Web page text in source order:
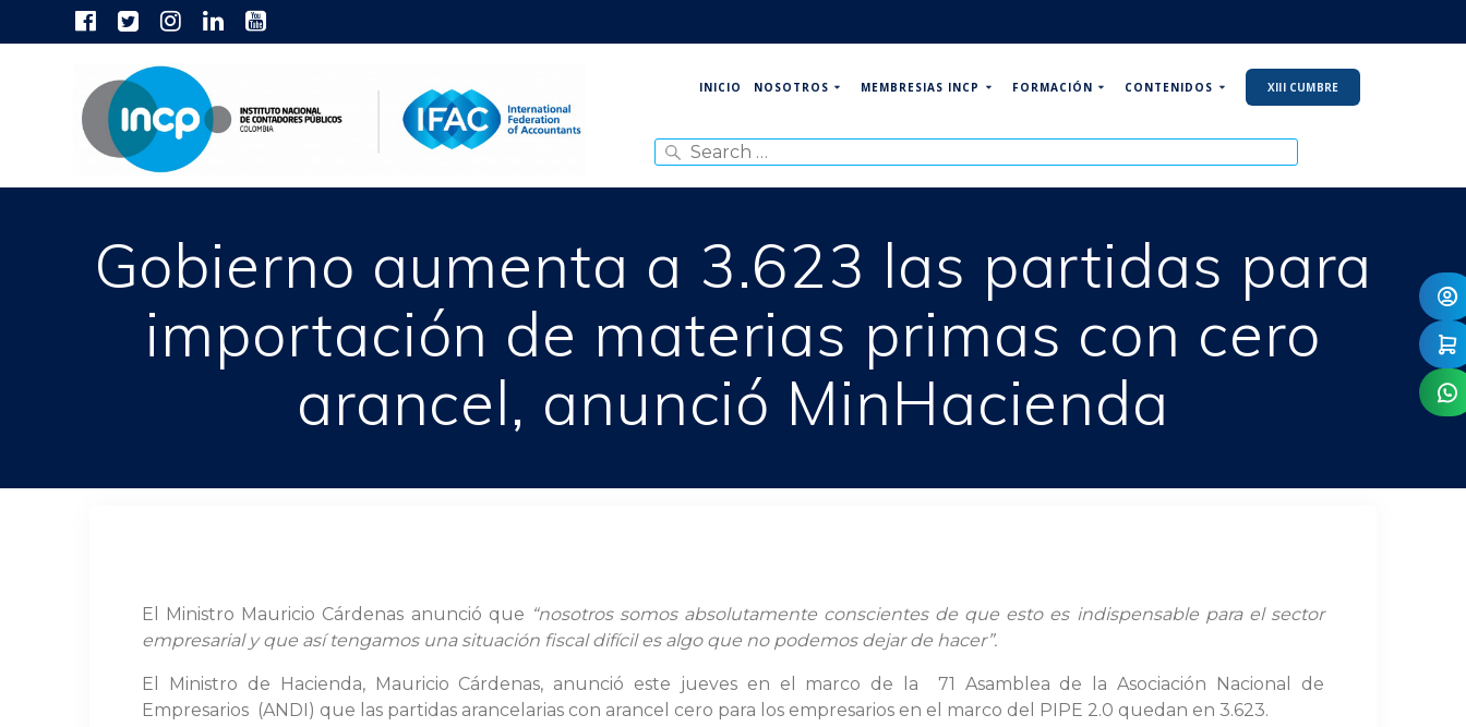
INICIO NOSOTROS MEMBRESIAS INCP FORMACIÓN CONTENIDOS XIII CUMBRE
for:
Gobierno aumenta a 3.623 las partidas para
importación de materias primas con cero
arancel, anunció MinHacienda
El Ministro Mauricio Cárdenas anunció que “nosotros somos absolutamente conscientes de que esto es indispensable para el sector
empresarial y que así tengamos una situación fiscal difícil es algo que no podemos dejar de hacer”.
El Ministro de Hacienda, Mauricio Cárdenas, anunció este jueves en el marco de la 71 Asamblea de la Asociación Nacional de
Empresarios (ANDI) que las partidas arancelarias con arancel cero para los empresarios en el marco del PIPE 2.0 quedan en 3.623.